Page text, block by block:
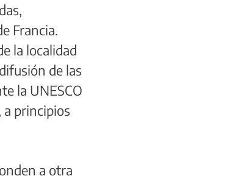
Francia.
la localidad
de las
la UNESCO
principios
a otra